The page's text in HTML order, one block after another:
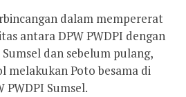
dalam mempererat
antara DPW PWDPI dengan
dan sebelum pulang,
melakukan Poto besama di
PWDPI Sumsel.